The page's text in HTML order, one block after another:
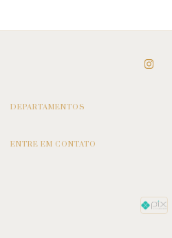
DEPARTAMENTOS
ENTRE EM CONTATO